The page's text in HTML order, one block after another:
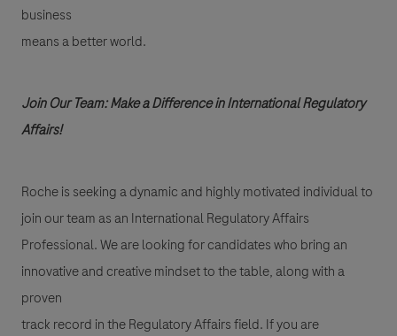
business
means a better world.
Join Our Team: Make a Difference in International Regulatory
Affairs!
Roche is seeking a dynamic and highly motivated individual to
join our team as an International Regulatory Affairs
Professional. We are looking for candidates who bring an
innovative and creative mindset to the table, along with a
proven
track record in the Regulatory Affairs field. If you are